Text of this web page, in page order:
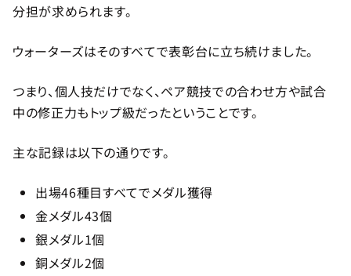
分担が求められます。
ウォーターズはそのすべてで表彰台に立ち続けました。
つまり、個人技だけでなく、ペア競技での合わせ方や試合
中の修正力もトップ級だったということです。
主な記録は以下の通りです。
出場46種目すべてでメダル獲得
金メダル43個
銀メダル1個
銅メダル2個